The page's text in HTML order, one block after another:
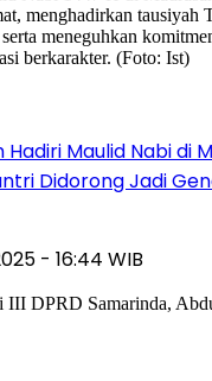
Hadiri Maulid Nabi di
Didorong Jadi
- 16:44 WIB